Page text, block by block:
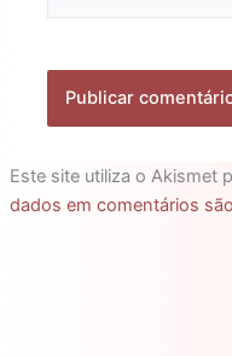
Este site utiliza o Akismet
dados em comentários